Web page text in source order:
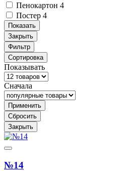
Пенокартон 4
Постер 4
Показать
Закрыть
Фильтр
Сортировка
Показывать
Сначала
Применить
Сбросить
Закрыть
№14